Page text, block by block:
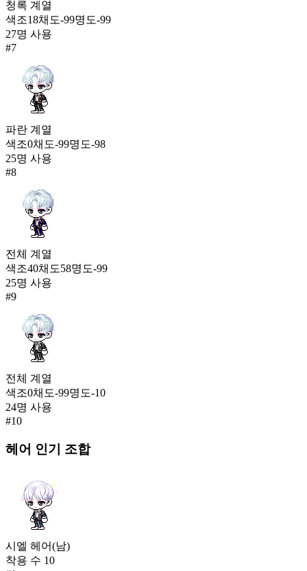
청록 계열
색조18채도-99명도-99
27명 사용
#7
파란 계열
색조0채도-99명도-98
25명 사용
#8
전체 계열
색조40채도58명도-99
25명 사용
#9
전체 계열
색조0채도-99명도-10
24명 사용
#10
헤어 인기 조합
시엘 헤어(남)
착용 수 10